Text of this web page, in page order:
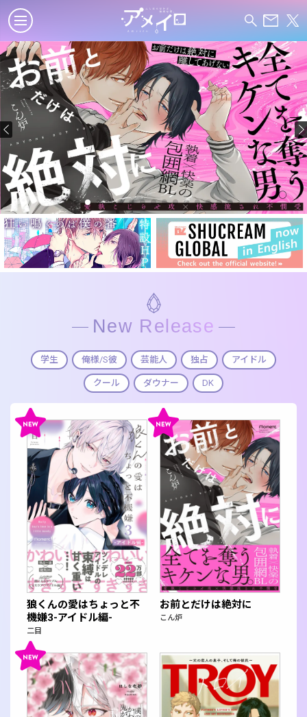
New Release
学生 俺様/S彼 芸能人 独占 アイドル
クール ダウナー DK
狼くんの愛はちょっと不
機嫌3-アイドル編-
二目
お前とだけは絶対に
こん炉